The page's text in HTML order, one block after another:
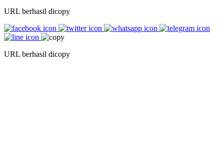
URL berhasil dicopy
URL berhasil dicopy